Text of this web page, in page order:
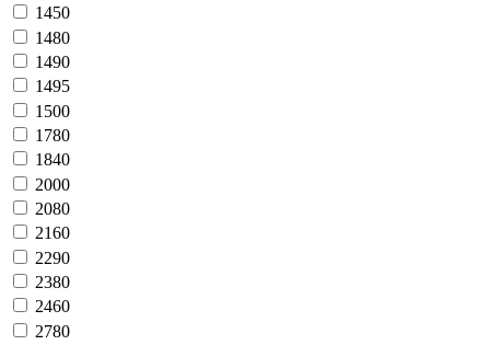
1450
1480
1490
1495
1500
1780
1840
2000
2080
2160
2290
2380
2460
2780